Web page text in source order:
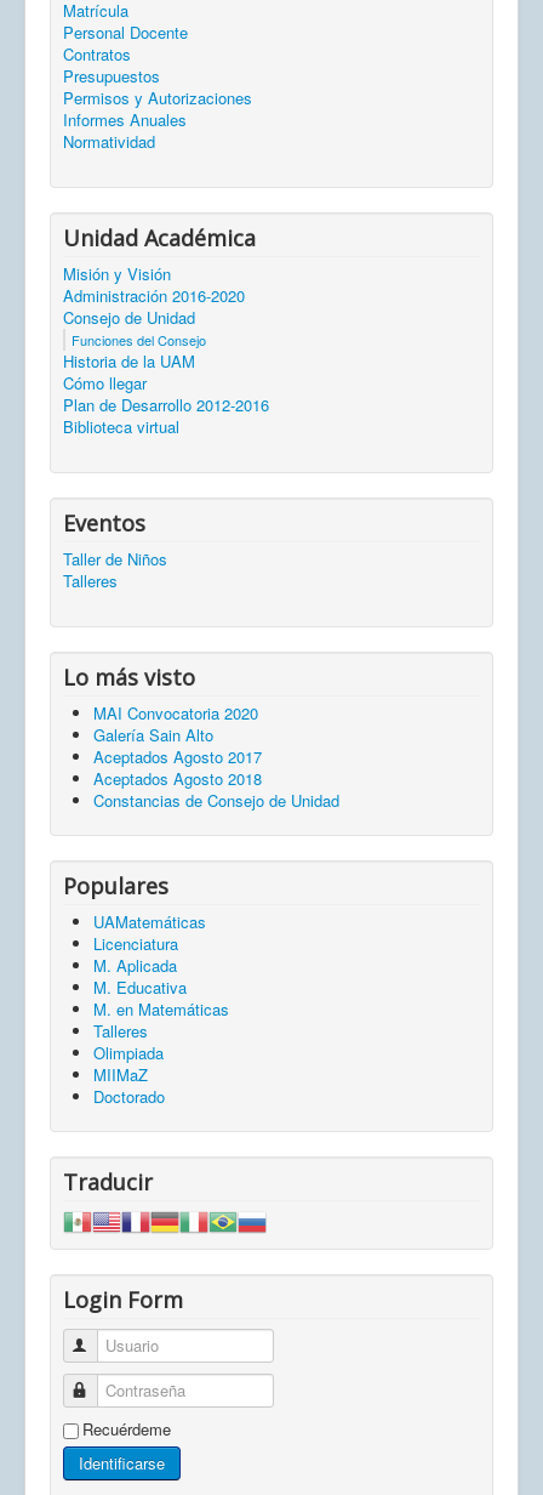
Matrícula
Personal Docente
Contratos
Presupuestos
Permisos y Autorizaciones
Informes Anuales
Normatividad
Unidad Académica
Misión y Visión
Administración 2016-2020
Consejo de Unidad
Funciones del Consejo
Historia de la UAM
Cómo llegar
Plan de Desarrollo 2012-2016
Biblioteca virtual
Eventos
Taller de Niños
Talleres
Lo más visto
MAI Convocatoria 2020
Galería Sain Alto
Aceptados Agosto 2017
Aceptados Agosto 2018
Constancias de Consejo de Unidad
Populares
UAMatemáticas
Licenciatura
M. Aplicada
M. Educativa
M. en Matemáticas
Talleres
Olimpiada
MIIMaZ
Doctorado
Traducir
Login Form
Usuario
Contraseña
Recuérdeme
Identificarse